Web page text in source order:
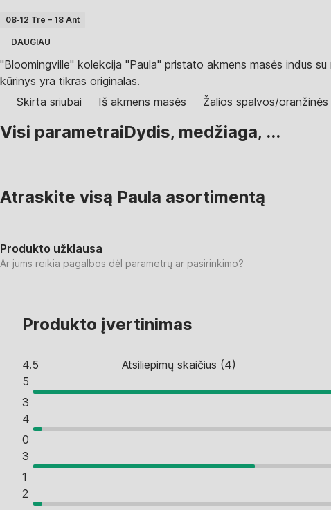
08‑12 Tre – 18 Ant
DAUGIAU
"Bloomingville" kolekcija "Paula" pristato akmens masės indus
kūrinys yra tikras originalas.
Skirta sriubai
Iš akmens masės Žalios spalvos/
Visi parametraiDydis, medžiaga, ...
Atraskite visą Paula asortimentą
Produkto užklausa
Ar jums reikia pagalbos dėl parametrų ar pasirinkimo?
Produkto įvertinimas
4.5 Atsiliepimų skaičius (4)
5
3
4
0
3
1
2